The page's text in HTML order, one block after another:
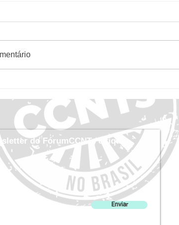
e
para CCNTs
do FórumCCNTs e fique
Enviar